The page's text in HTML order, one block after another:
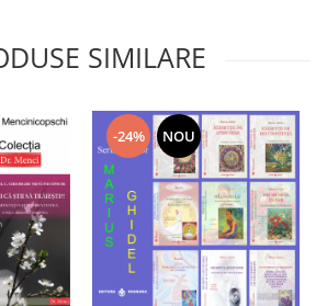
SIMILARE
-24% NOU